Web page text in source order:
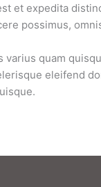
et expedita
possimus,
quam
eleifend